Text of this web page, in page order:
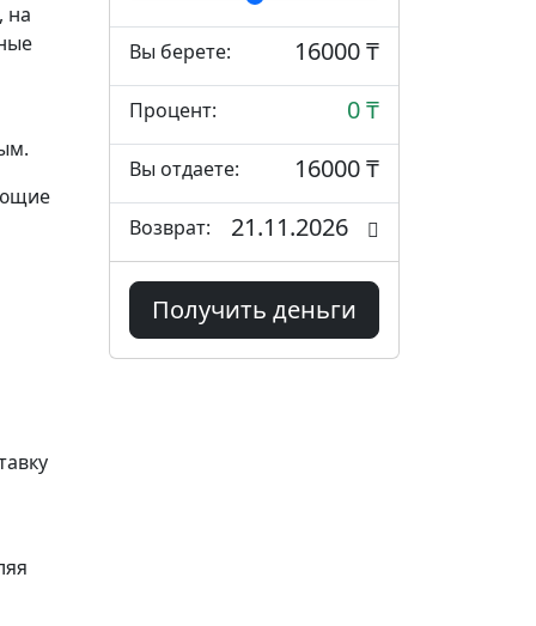
Вы берете: 16000 ₸
Процент: 0 ₸
Вы отдаете: 16000 ₸
Возврат: 21.11.2026
Получить деньги
на